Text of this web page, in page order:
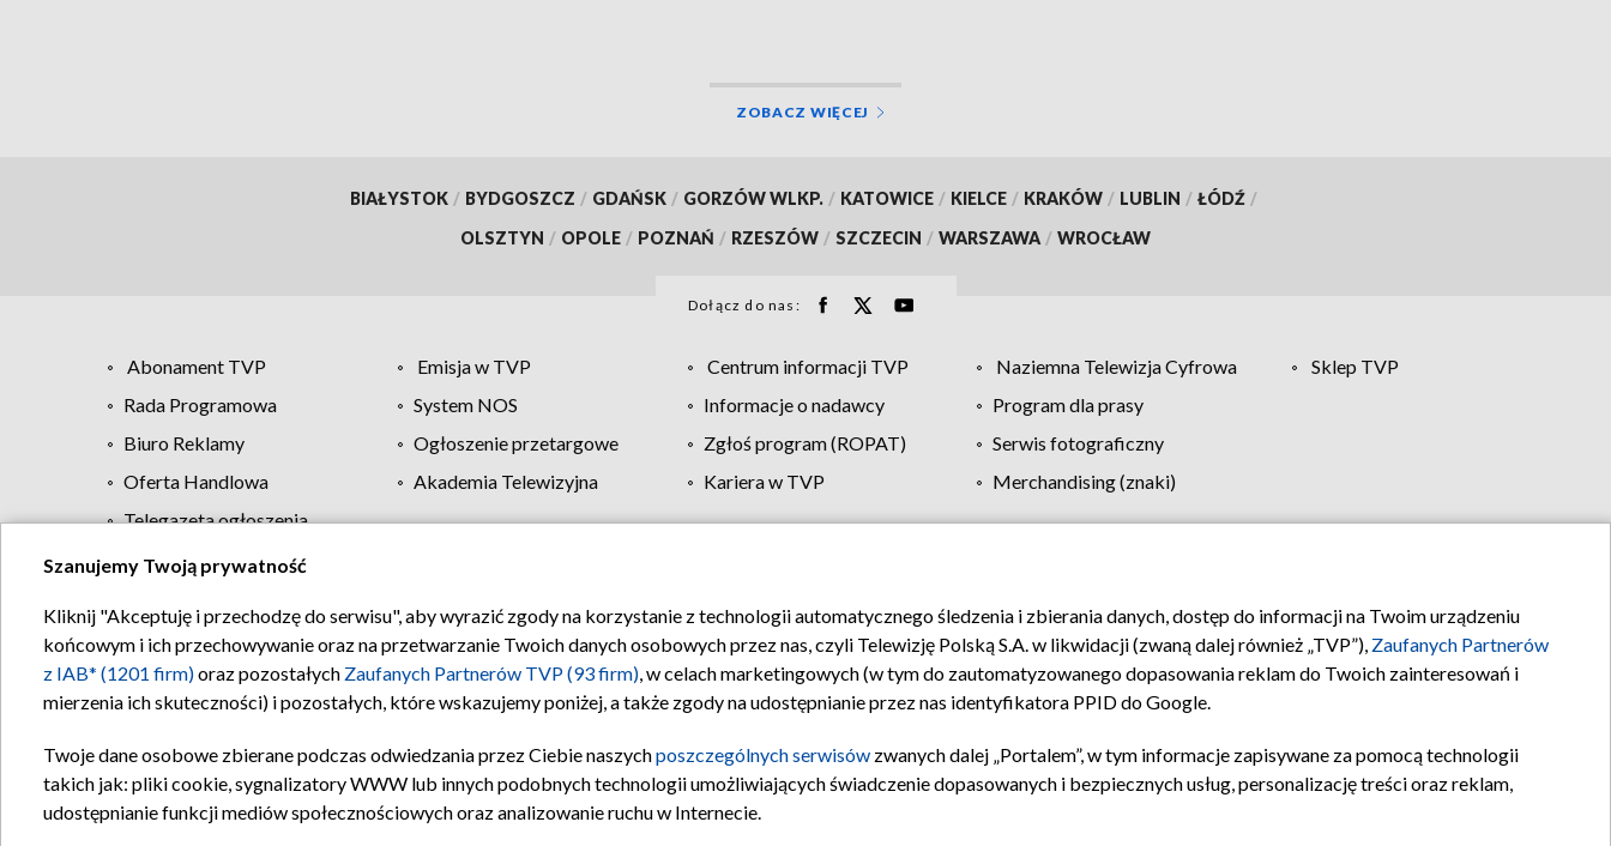
ZOBACZ WIĘCEJ
BIAŁYSTOK / BYDGOSZCZ / GDAŃSK / GORZÓW WLKP. / KATOWICE / KIELCE / KRAKÓW / LUBLIN / ŁÓDŹ /
OLSZTYN / OPOLE / POZNAŃ / RZESZÓW / SZCZECIN / WARSZAWA / WROCŁAW
Dołącz do nas:
Abonament TVP Emisja w TVP Centrum informacji TVP Naziemna Telewizja Cyfrowa
Sklep TVP
Rada Programowa
System NOS Informacje o nadawcy
Program dla prasy
Biuro Reklamy
Ogłoszenie przetargowe Zgłoś program (ROPAT)
Serwis fotograficzny
Oferta Handlowa
Akademia Telewizyjna Kariera w TVP
Merchandising (znaki)
Telegazeta ogłoszenia
Regulamin TVP Polityka prywatności Moje zgody Pomoc Biuro reklamy Kontakt
Szanujemy Twoją prywatność
Kliknij "Akceptuję i przechodzę do serwisu", aby wyrazić zgody na korzystanie z technologii automatycznego śledzenia i zbierania danych, dostęp do informacji na Twoim urządzeniu
końcowym i ich przechowywanie oraz na przetwarzanie Twoich danych osobowych przez nas, czyli Telewizję Polską S.A. w likwidacji (zwaną dalej również „TVP”), Zaufanych Partnerów
z IAB* (1201 firm)oraz pozostałych Zaufanych Partnerów TVP (93 firm), w celach marketingowych (w tym do zautomatyzowanego dopasowania reklam do Twoich zainteresowań i
mierzenia ich skuteczności) i pozostałych, które wskazujemy poniżej, a także zgody na udostępnianie przez nas identyfikatora PPID do Google.
Twoje dane osobowe zbierane podczas odwiedzania przez Ciebie naszychposzczególnych serwisów zwanych dalej „Portalem”, w tym informacje zapisywane za pomocą technologii
takich jak: pliki cookie, sygnalizatory WWW lub innych podobnych technologii umożliwiających świadczenie dopasowanych i bezpiecznych usług, personalizację treści oraz reklam,
udostępnianie funkcji mediów społecznościowych oraz analizowanie ruchu w Internecie.